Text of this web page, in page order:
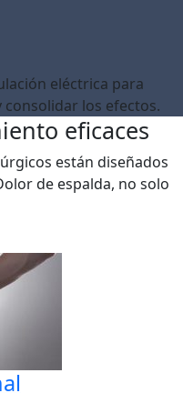
eléctrica para
los efectos.
eficaces
están diseñados
de espalda, no solo